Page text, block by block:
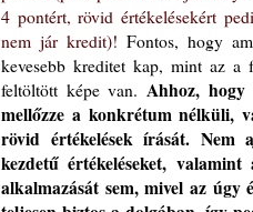
4 pontért, rövid értékelésekért
nem jár kredit)! Fontos, hogy
kevesebb kreditet kap, mint az a
feltöltött képe van. Ahhoz, hogy
mellőzze a konkrétum nélküli,
rövid értékelések írását.
kezdetű értékeléseket,
alkalmazását sem, mivel az úgy